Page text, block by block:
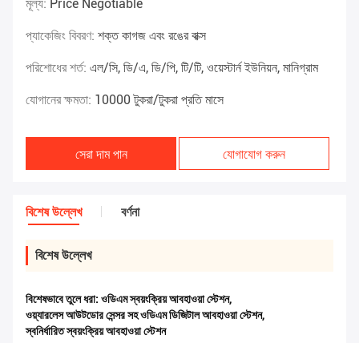
মূল্য: Price Negotiable
প্যাকেজিং বিবরণ: শক্ত কাগজ এবং রঙের বাক্স
পরিশোধের শর্ত: এল/সি, ডি/এ, ডি/পি, টি/টি, ওয়েস্টার্ন ইউনিয়ন, মানিগ্রাম
যোগানের ক্ষমতা: 10000 টুকরা/টুকরা প্রতি মাসে
সেরা দাম পান যোগাযোগ করুন
বিশেষ উল্লেখ বর্ণনা
বিশেষ উল্লেখ
বিশেষভাবে তুলে ধরা: ওডিএম স্বয়ংক্রিয় আবহাওয়া স্টেশন,
ওয়্যারলেস আউটডোর সেন্সর সহ ওডিএম ডিজিটাল আবহাওয়া স্টেশন,
স্বনির্ধারিত স্বয়ংক্রিয় আবহাওয়া স্টেশন